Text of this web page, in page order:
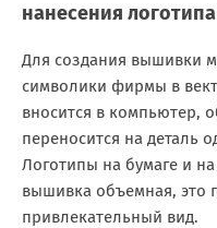
нанесения логотипа
Для создания вышивки
символики фирмы в
вносится в компьютер,
переносится на
Логотипы на бумаге и
вышивка объемная, это
привлекательный вид.